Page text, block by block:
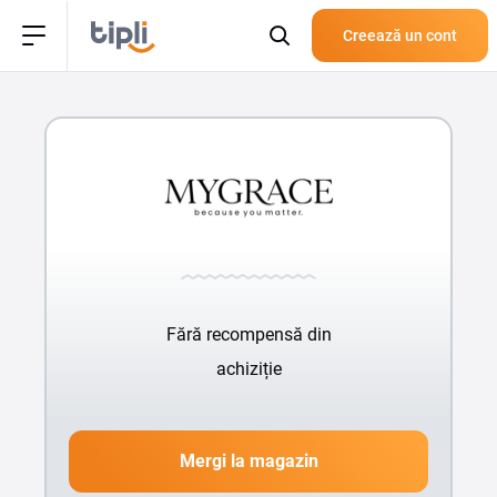
Creează un cont
Fără recompensă din
achiziție
Mergi la magazin